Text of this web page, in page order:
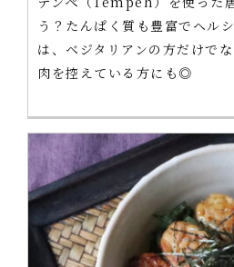
う？たんぱく質も豊富でヘル
は、ベジタリアンの方だけで
肉を控えている方にも◎